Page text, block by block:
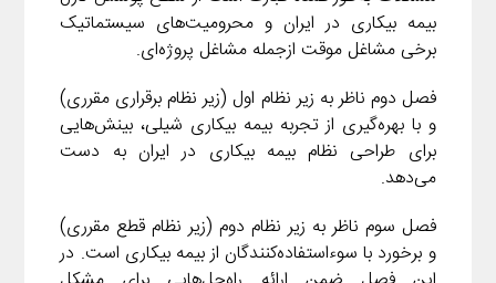
بیمه بیکاری در ایران و محرومیت‌های سیستماتیک
برخی مشاغل موقت ازجمله مشاغل پروژه‌ای.
فصل دوم ناظر به زیر نظام اول (زیر نظام برقراری مقرری)
و با بهره‌گیری از تجربه بیمه بیکاری شیلی، بینش‌هایی
برای طراحی نظام بیمه بیکاری در ایران به دست
می‌دهد.
فصل سوم ناظر به زیر نظام دوم (زیر نظام قطع مقرری)
و برخورد با سوءاستفاده‌کنندگان از بیمه بیکاری است. در